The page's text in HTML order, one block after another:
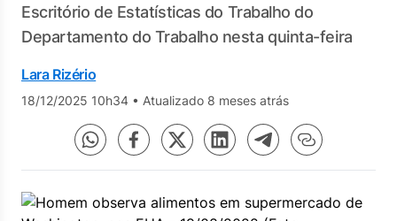
Escritório de Estatísticas do Trabalho do
Departamento do Trabalho nesta quinta-feira
Lara Rizério
18/12/2025 10h34 • Atualizado 8 meses atrás